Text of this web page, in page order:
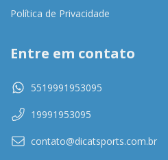
Política de Privacidade
Entre em contato
5519991953095
19991953095
contato@dicatsports.com.br